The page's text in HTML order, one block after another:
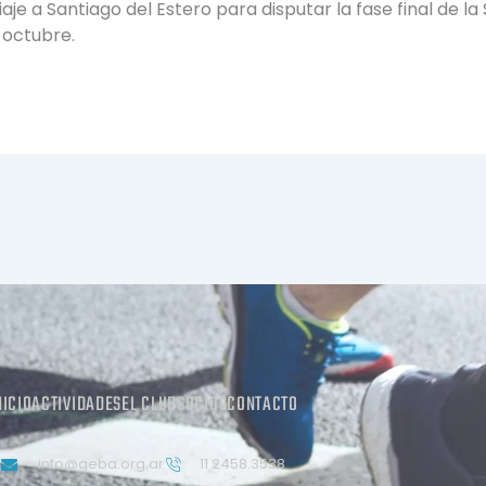
a Santiago del Estero para disputar la fase final de
ACTIVIDADESEL CLUBSOCIOSCONTACTO
info@geba.org.ar 11 2458.3538